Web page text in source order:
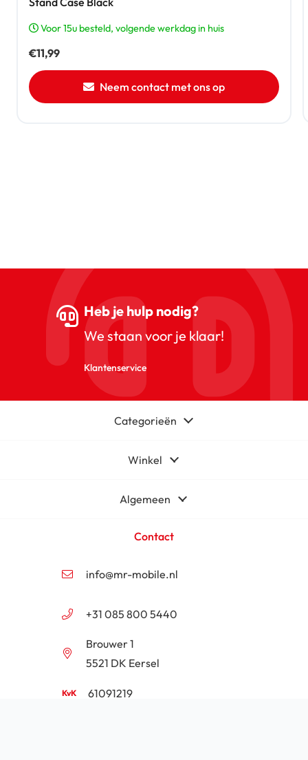
Voor 15u besteld, volgende werkdag in huis
€11,99
Neem contact met ons op
Heb je hulp nodig?
We staan voor je klaar!
Klantenservice
Categorieën
Winkel
Algemeen
Contact
info@mr-mobile.nl
+31 085 800 5440
Brouwer 1
5521 DK Eersel
61091219